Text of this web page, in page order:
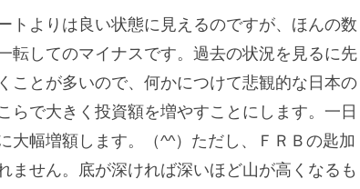
トよりは良い状態に見えるのですが、ほんの数
転してのマイナスです。過去の状況を見るに先
ことが多いので、何かにつけて悲観的な日本の
らで大きく投資額を増やすことにします。一日
大幅増額します。（^^）ただし、ＦＲＢの匙加
ません。底が深ければ深いほど山が高くなるも